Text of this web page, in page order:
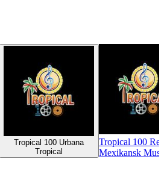
Tropical 100 Urbana
Tropical
Tropical 100
Mexikansk